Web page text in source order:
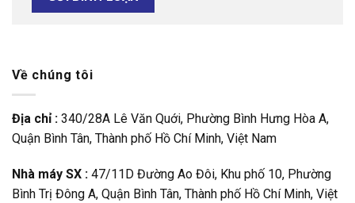
Về chúng tôi
Địa chỉ : 340/28A Lê Văn Quới, Phường Bình Hưng Hòa A,
Quận Bình Tân, Thành phố Hồ Chí Minh, Việt Nam
Nhà máy SX : 47/11D Đường Ao Đôi, Khu phố 10, Phường
Bình Trị Đông A, Quận Bình Tân, Thành phố Hồ Chí Minh, Việt